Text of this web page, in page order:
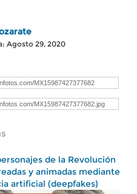
Agosto 29, 2020
de la Revolución
y animadas mediante
artificial (deepfakes)